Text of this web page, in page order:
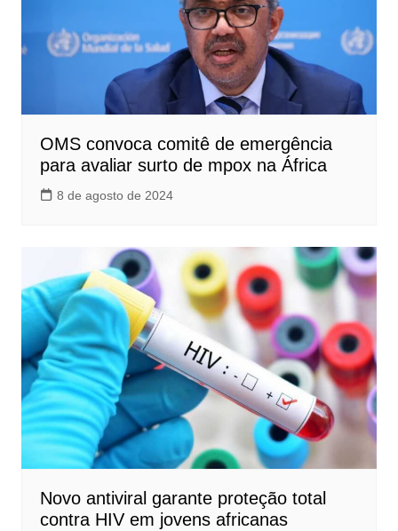
OMS convoca comitê de emergência
para avaliar surto de mpox na África
8 de agosto de 2024
Novo antiviral garante proteção total
contra HIV em jovens africanas